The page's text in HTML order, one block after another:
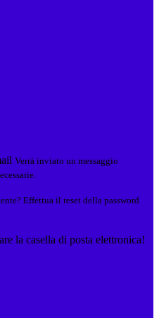
Verrà inviato un messaggio
Effettua il reset della password
la casella di posta elettronica!